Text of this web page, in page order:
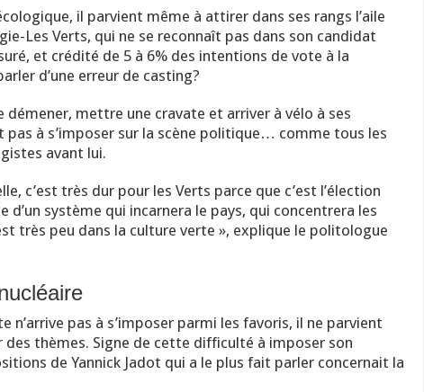
il parvient même à attirer dans ses rangs l’aile
Les Verts, qui ne se reconnaît pas dans son candidat
et crédité de 5 à 6% des intentions de vote à la
d’une erreur de casting?
démener, mettre une cravate et arriver à vélo à ses
pas à s’imposer sur la scène politique… comme tous les
avant lui.
c’est très dur pour les Verts parce que c’est l’élection
d’un système qui incarnera le pays, qui concentrera les
très peu dans la culture verte », explique le politologue
n’arrive pas à s’imposer parmi les favoris, il ne parvient
des thèmes. Signe de cette difficulté à imposer son
de Yannick Jadot qui a le plus fait parler concernait la